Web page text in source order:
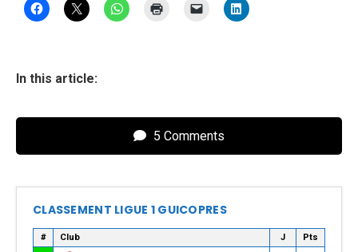
In this article:
5 Comments
CLASSEMENT LIGUE 1 GUICOPRES
# Club J Pts